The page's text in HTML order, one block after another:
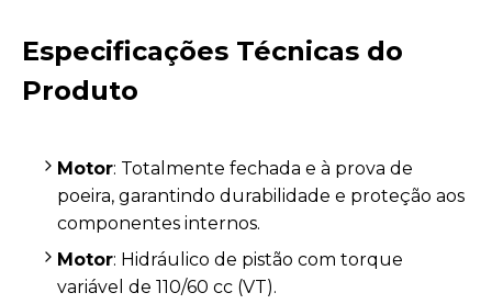
Especificações Técnicas do
Produto
Motor: Totalmente fechada e à prova de
poeira, garantindo durabilidade e proteção aos
componentes internos.
Motor: Hidráulico de pistão com torque
variável de 110/60 cc (VT).